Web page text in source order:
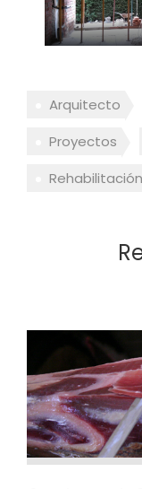
Arquitecto
Proyectos
Rehabilitación